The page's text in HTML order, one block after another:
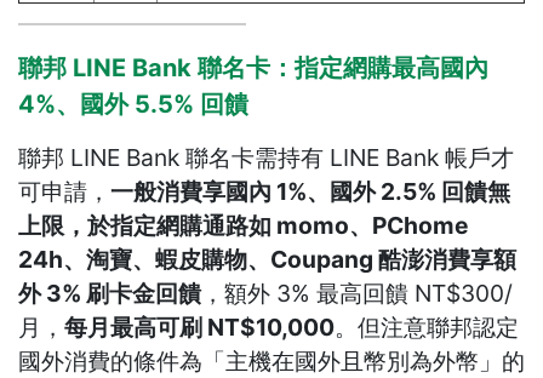
聯邦 LINE Bank 聯名卡：指定網購最高國內
4%、國外 5.5% 回饋
聯邦 LINE Bank 聯名卡需持有 LINE Bank 帳戶才
可申請， 一般消費享國內 1%、國外 2.5% 回饋無
上限，於指定網購通路如 momo、PChome
24h、淘寶、蝦皮購物、Coupang 酷澎消費享額
外 3% 刷卡金回饋，額外 3% 最高回饋 NT$300/
月， 每月最高可刷 NT$10,000。但注意聯邦認定
國外消費的條件為「主機在國外且幣別為外幣」的